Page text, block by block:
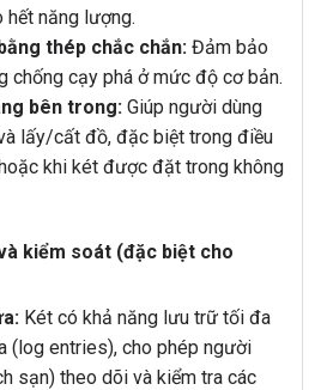
năng lượng.
thép chắc chắn:Đảm bảo
chống cạy phá ở mức độ cơ bản.
bên trong:Giúp người dùng
lấy/cất đồ, đặc biệt trong điều
khi két được đặt trong không
kiểm soát (đặc biệt cho
Két có khả năng lưu trữ tối đa
(log entries), cho phép người
sạn) theo dõi và kiểm tra các